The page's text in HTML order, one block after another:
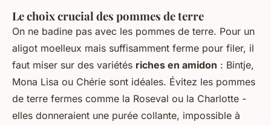
Le choix crucial des pommes de terre
On ne badine pas avec les pommes de terre. Pour un
aligot moelleux mais suffisamment ferme pour filer, il
faut miser sur des variétés riches en amidon : Bintje,
Mona Lisa ou Chérie sont idéales. Évitez les pommes
de terre fermes comme la Roseval ou la Charlotte -
elles donneraient une purée collante, impossible à